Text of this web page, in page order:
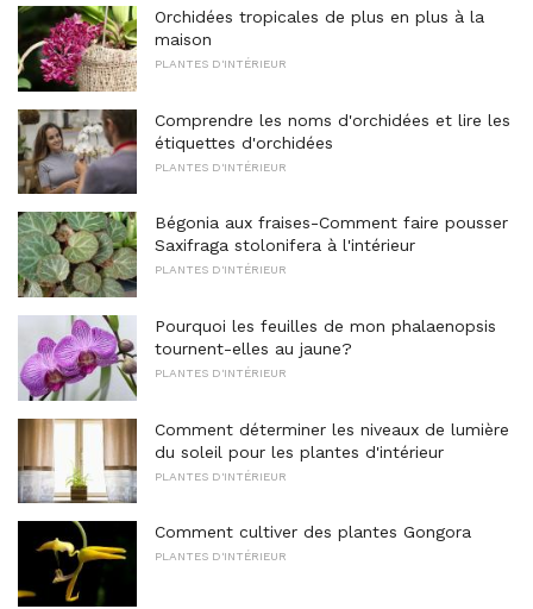
Orchidées tropicales de plus en plus à la
maison
PLANTES D'INTÉRIEUR
Comprendre les noms d'orchidées et lire les
étiquettes d'orchidées
PLANTES D'INTÉRIEUR
Bégonia aux fraises-Comment faire pousser
Saxifraga stolonifera à l'intérieur
PLANTES D'INTÉRIEUR
Pourquoi les feuilles de mon phalaenopsis
tournent-elles au jaune?
PLANTES D'INTÉRIEUR
Comment déterminer les niveaux de lumière
du soleil pour les plantes d'intérieur
PLANTES D'INTÉRIEUR
Comment cultiver des plantes Gongora
PLANTES D'INTÉRIEUR